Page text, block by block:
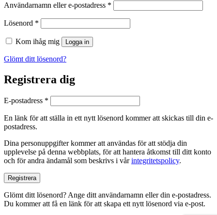
Användarnamn eller e-postadress *
Lösenord *
Kom ihåg mig Logga in
Glömt ditt lösenord?
Registrera dig
E-postadress *
En länk för att ställa in ett nytt lösenord kommer att skickas till din e-
postadress.
Dina personuppgifter kommer att användas för att stödja din
upplevelse på denna webbplats, för att hantera åtkomst till ditt konto
och för andra ändamål som beskrivs i vårintegritetspolicy.
Registrera
Glömt ditt lösenord? Ange ditt användarnamn eller din e-postadress.
Du kommer att få en länk för att skapa ett nytt lösenord via e-post.